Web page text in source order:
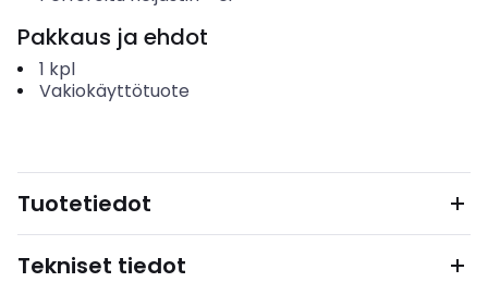
Pakkaus ja ehdot
1 kpl
Vakiokäyttötuote
Tuotetiedot
Tekniset tiedot